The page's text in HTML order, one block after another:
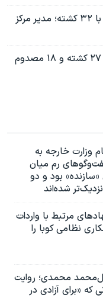
آتش سوزی در کمپ ترک اعتیاد در لنگرود با ۳۲ کشته؛ مدیر مرکز
آتش سوزی در کمپ ترک اعتیاد در لنگرود ۲۷ کشته و ۱۸ مصدوم
وزارت خارجه به
رم میان
«سازنده» بود و دو
شده‌اند
مرتبط با واردات
نظامی کوبا را
محمدی؛ روایت
که «برای آزادی در